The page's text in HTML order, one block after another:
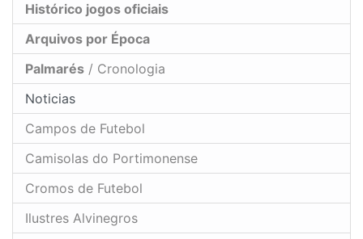
Histórico jogos oficiais
Arquivos por Época
Palmarés / Cronologia
Noticias
Campos de Futebol
Camisolas do Portimonense
Cromos de Futebol
Ilustres Alvinegros